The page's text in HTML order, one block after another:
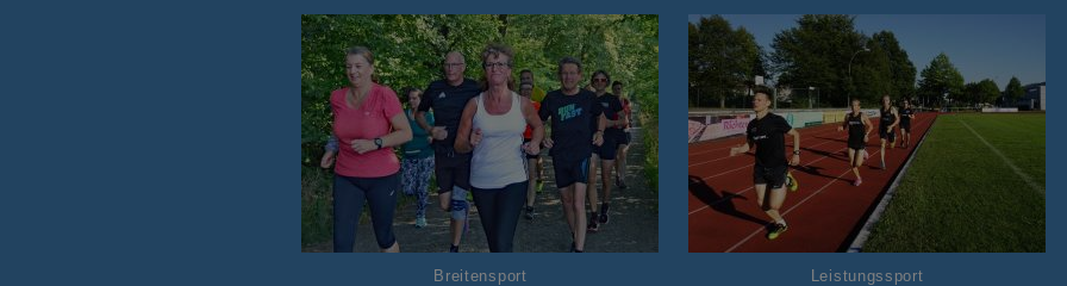
Breitensport Leistungssport